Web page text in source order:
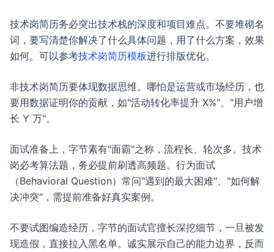
技术岗简历务必突出技术栈的深度和项目难点。不要堆砌名
词，要写清楚你解决了什么具体问题，用了什么方案，效果
如何。可以参考技术岗简历模板进行排版优化。
非技术岗简历要体现数据思维。哪怕是运营或市场经历，也
要用数据证明你的贡献，如"活动转化率提升 X%"、"用户增
长 Y 万"。
面试准备上，字节素有"面霸"之称，流程长、轮次多。技术
岗必考算法题，务必提前刷透高频题。行为面试
（Behavioral Question）常问"遇到的最大困难"、"如何解
决冲突"，需提前准备好真实案例。
不要试图编造经历，字节的面试官擅长深挖细节，一旦被发
现造假，直接拉入黑名单。诚实展示自己的能力边界，反而